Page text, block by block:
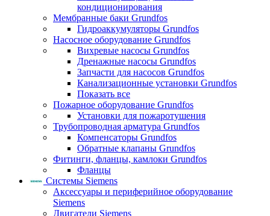
кондиционирования
Мембранные баки Grundfos
Гидроаккумуляторы Grundfos
Насосное оборудование Grundfos
Вихревые насосы Grundfos
Дренажные насосы Grundfos
Запчасти для насосов Grundfos
Канализационные установки Grundfos
Показать все
Пожарное оборудование Grundfos
Установки для пожаротушения
Трубопроводная арматура Grundfos
Компенсаторы Grundfos
Обратные клапаны Grundfos
Фитинги, фланцы, камлоки Grundfos
Фланцы
Системы Siemens
Аксессуары и периферийное оборудование
Siemens
Двигатели Siemens